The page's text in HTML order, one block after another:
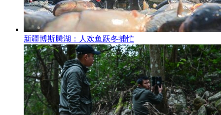
新疆博斯腾湖：人欢鱼跃冬捕忙